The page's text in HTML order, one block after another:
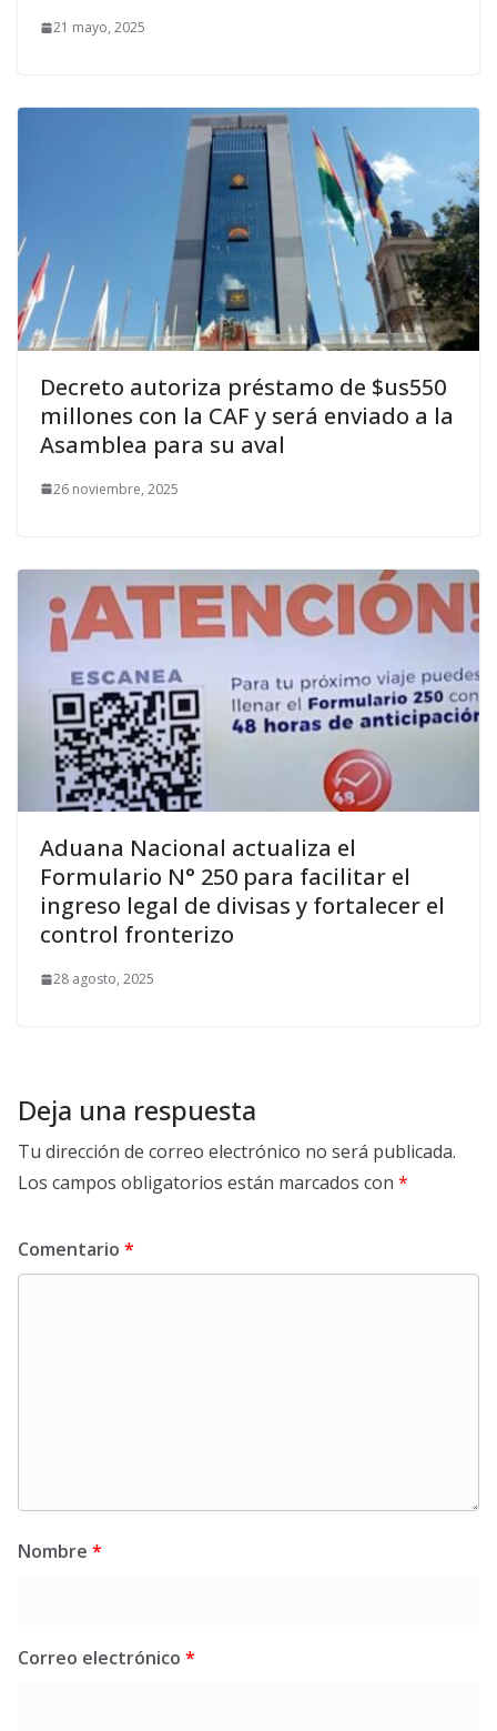
21 mayo, 2025
Decreto autoriza préstamo de $us550
millones con la CAF y será enviado a la
Asamblea para su aval
26 noviembre, 2025
Aduana Nacional actualiza el
Formulario N° 250 para facilitar el
ingreso legal de divisas y fortalecer el
control fronterizo
28 agosto, 2025
Deja una respuesta
Tu dirección de correo electrónico no será publicada.
Los campos obligatorios están marcados con *
Comentario *
Nombre *
Correo electrónico *